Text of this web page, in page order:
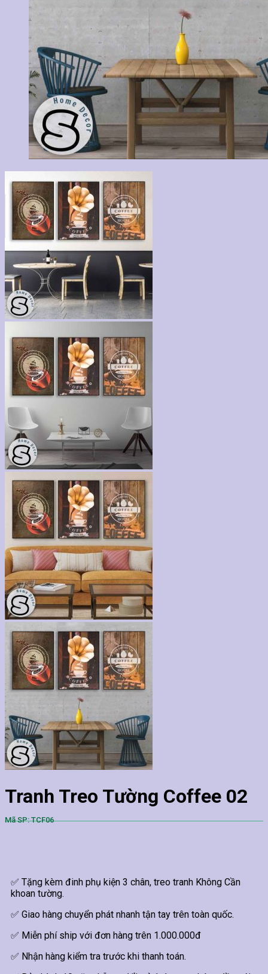
Tranh Treo Tường Coffee 02
Mã SP: TCF06
✅ Tặng kèm đinh phụ kiện 3 chân, treo tranh Không Cần
khoan tường.
✅ Giao hàng chuyển phát nhanh tận tay trên toàn quốc.
✅ Miễn phí ship với đơn hàng trên 1.000.000đ
✅ Nhận hàng kiểm tra trước khi thanh toán.